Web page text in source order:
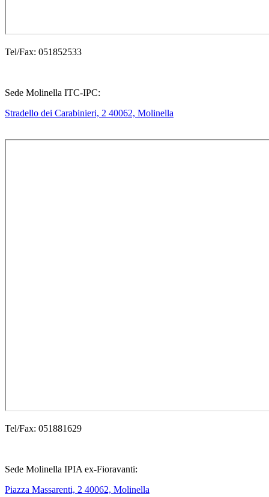
Tel/Fax: 051852533
Sede Molinella ITC-IPC:
Stradello dei Carabinieri, 2 40062, Molinella
Tel/Fax: 051881629
Sede Molinella IPIA ex-Fioravanti:
Piazza Massarenti, 2 40062, Molinella